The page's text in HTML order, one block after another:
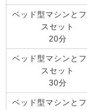
ベッド型マシンとフ
スセット
20分
ベッド型マシンとフ
スセット
30分
ベッド型マシンとフ